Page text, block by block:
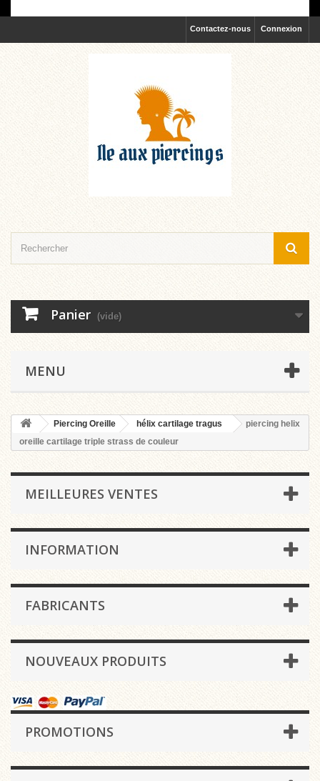
Connexion
Contactez-nous
Panier (vide)
MENU
Piercing Oreille hélix cartilage tragus
piercing helix
oreille cartilage triple strass de couleur
MEILLEURES VENTES
INFORMATION
FABRICANTS
NOUVEAUX PRODUITS
PROMOTIONS